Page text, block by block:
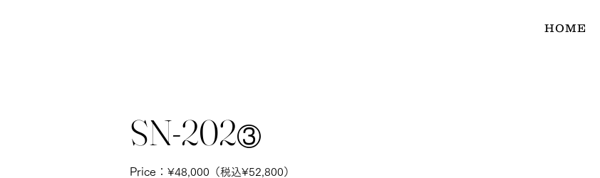
HOME
SN-202③
Price： ¥48,000（ 税込¥52,800）